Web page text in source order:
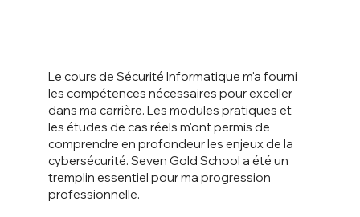
Le cours de Sécurité Informatique m'a fourni
les compétences nécessaires pour exceller
dans ma carrière. Les modules pratiques et
les études de cas réels m'ont permis de
comprendre en profondeur les enjeux de la
cybersécurité. Seven Gold School a été un
tremplin essentiel pour ma progression
professionnelle.